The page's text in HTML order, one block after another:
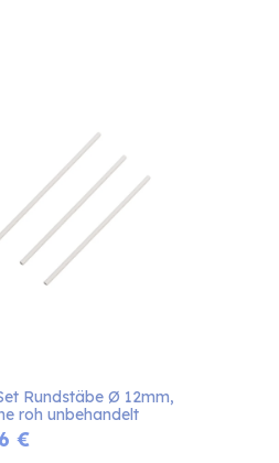
Rundstäbe Ø 12mm,
roh unbehandelt
€